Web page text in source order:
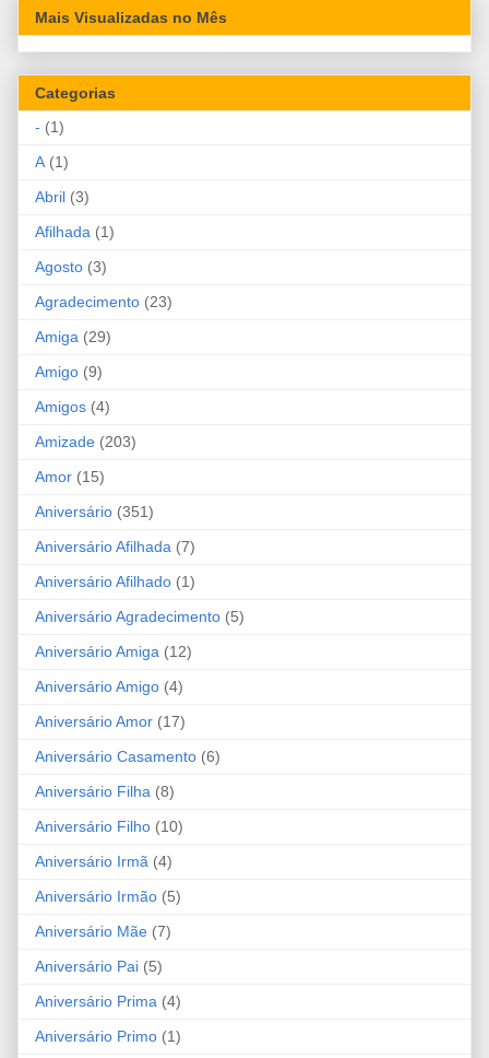
Mais Visualizadas no Mês
Categorias
- (1)
A (1)
Abril (3)
Afilhada (1)
Agosto (3)
Agradecimento (23)
Amiga (29)
Amigo (9)
Amigos (4)
Amizade (203)
Amor (15)
Aniversário (351)
Aniversário Afilhada (7)
Aniversário Afilhado (1)
Aniversário Agradecimento (5)
Aniversário Amiga (12)
Aniversário Amigo (4)
Aniversário Amor (17)
Aniversário Casamento (6)
Aniversário Filha (8)
Aniversário Filho (10)
Aniversário Irmã (4)
Aniversário Irmão (5)
Aniversário Mãe (7)
Aniversário Pai (5)
Aniversário Prima (4)
Aniversário Primo (1)